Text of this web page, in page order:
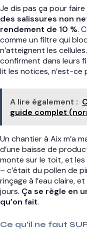
Je dis pas ça pour faire
des salissures non
rendement de 10 %.
comme un filtre qui
n’atteignent les
confirment dans leurs
lit les notices, n’est-ce
A lire également :
guide complet
Un chantier à Aix m’a
d’une baisse de
monte sur le toit, et
– c’était du pollen de
rinçage à l’eau claire,
jours. Ça se règle en
qu’on fait.
Ce qu’il ne faut